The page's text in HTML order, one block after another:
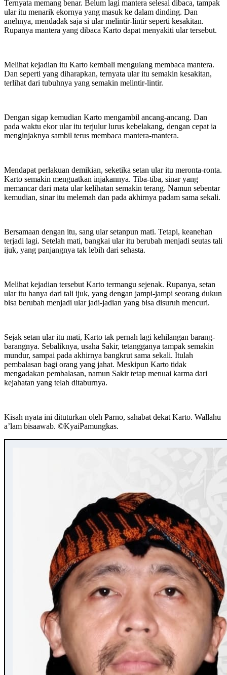
Ternyata memang benar. Belum lagi mantera selesai dibaca, tampak
ular itu menarik ekornya yang masuk ke dalam dinding. Dan
anehnya, mendadak saja si ular melintir-lintir seperti kesakitan.
Rupanya mantera yang dibaca Karto dapat menyakiti ular tersebut.
Melihat kejadian itu Karto kembali mengulang membaca mantera.
Dan seperti yang diharapkan, ternyata ular itu semakin kesakitan,
terlihat dari tubuhnya yang semakin melintir-lintir.
Dengan sigap kemudian Karto mengambil ancang-ancang. Dan
pada waktu ekor ular itu terjulur lurus kebelakang, dengan cepat ia
menginjaknya sambil terus membaca mantera-mantera.
Mendapat perlakuan demikian, seketika setan ular itu meronta-ronta.
Karto semakin menguatkan injakannya. Tiba-tiba, sinar yang
memancar dari mata ular kelihatan semakin terang. Namun sebentar
kemudian, sinar itu melemah dan pada akhirnya padam sama sekali.
Bersamaan dengan itu, sang ular setanpun mati. Tetapi, keanehan
terjadi lagi. Setelah mati, bangkai ular itu berubah menjadi seutas tali
ijuk, yang panjangnya tak lebih dari sehasta.
Melihat kejadian tersebut Karto termangu sejenak. Rupanya, setan
ular itu hanya dari tali ijuk, yang dengan jampi-jampi seorang dukun
bisa berubah menjadi ular jadi-jadian yang bisa disuruh mencuri.
Sejak setan ular itu mati, Karto tak pernah lagi kehilangan barang-
barangnya. Sebaliknya, usaha Sakir, tetangganya tampak semakin
mundur, sampai pada akhirnya bangkrut sama sekali. Itulah
pembalasan bagi orang yang jahat. Meskipun Karto tidak
mengadakan pembalasan, namun Sakir tetap menuai karma dari
kejahatan yang telah ditaburnya.
Kisah nyata ini dituturkan oleh Parno, sahabat dekat Karto. Wallahu
a’lam bisaawab. ©️KyaiPamungkas.